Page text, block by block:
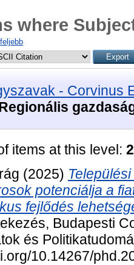
where
- Corvinus
items at this level:
(2025)
potenciálja a
fejlődés
Budapesti
és
10.14267/